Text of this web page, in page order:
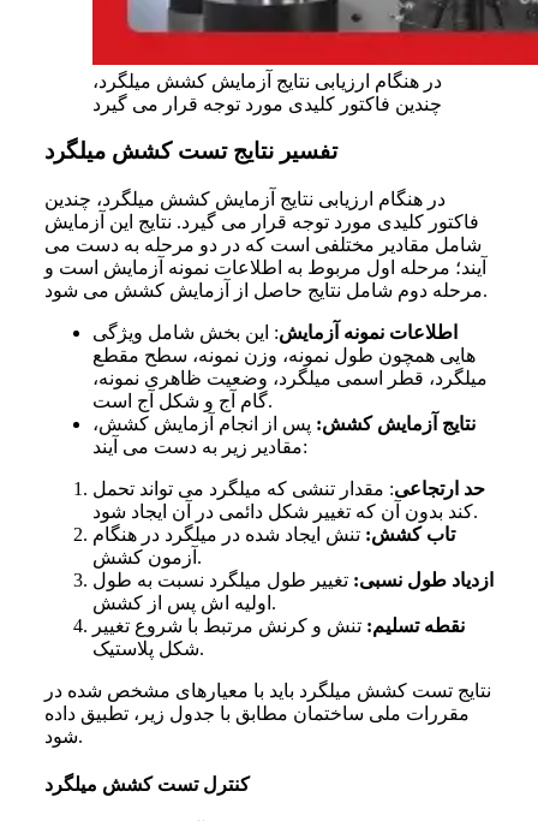
در هنگام ارزیابی نتایج آزمایش کشش میلگرد،
چندین فاکتور کلیدی مورد توجه قرار می گیرد
تفسیر نتایج تست کشش میلگرد
در هنگام ارزیابی نتایج آزمایش کشش میلگرد، چندین
فاکتور کلیدی مورد توجه قرار می گیرد. نتایج این آزمایش
شامل مقادیر مختلفی است که در دو مرحله به دست می
آیند؛ مرحله اول مربوط به اطلاعات نمونه آزمایش است و
مرحله دوم شامل نتایج حاصل از آزمایش کشش میشود.
اطلاعات نمونه آزمایش: این بخش شامل ویژگی
هایی همچون طول نمونه، وزن نمونه، سطح مقطع
میلگرد، قطر اسمی میلگرد، وضعیت ظاهری نمونه،
گام آج و شکل آج است.
نتایج آزمایش کشش: پس از انجام آزمایش کشش،
مقادیر زیر به دست می آیند:
حد ارتجاعی: مقدار تنشی که میلگرد می تواند تحمل
کند بدون آن که تغییر شکل دائمی در آن ایجاد شود.
تاب کشش: تنش ایجاد شده در میلگرد در هنگام
آزمون کشش.
ازدیاد طول نسبی: تغییر طول میلگرد نسبت به طول
اولیه اش پس از کشش.
نقطه تسلیم: تنش و کرنش مرتبط با شروع تغییر
شکل پلاستیک.
نتایج تست کشش میلگرد باید با معیارهای مشخص شده در
مقررات ملی ساختمان مطابق با جدول زیر، تطبیق داده
شود.
کنترل تست کشش میلگرد